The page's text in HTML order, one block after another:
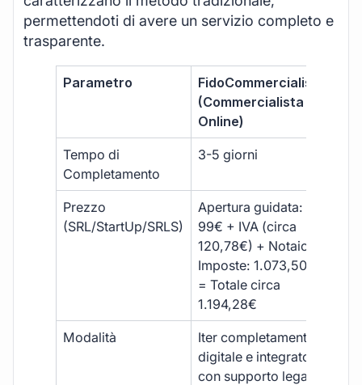
permettendoti di avere un servizio completo e
trasparente.
Parametro
FidoCommercialista
(Commercialista
Online)
Tempo di
Completamento
3-5 giorni
Prezzo
(SRL/StartUp/SRLS)
Apertura guidata:
99€ + IVA (circa
120,78€) + Notaio e
Imposte: 1.073,50€
= Totale circa
1.194,28€
Modalità
Iter completamente
digitale e integrato,
con supporto legale